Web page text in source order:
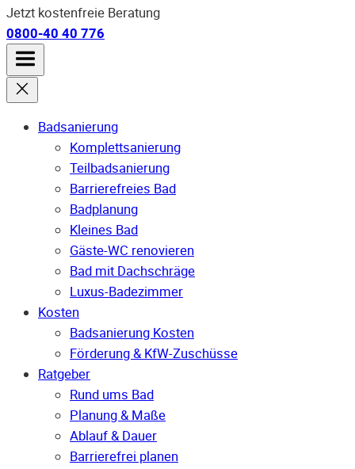
Jetzt kostenfreie Beratung
0800-40 40 776
Badsanierung
Komplettsanierung
Teilbadsanierung
Barrierefreies Bad
Badplanung
Kleines Bad
Gäste-WC renovieren
Bad mit Dachschräge
Luxus-Badezimmer
Kosten
Badsanierung Kosten
Förderung & KfW-Zuschüsse
Ratgeber
Rund ums Bad
Planung & Maße
Ablauf & Dauer
Barrierefrei planen